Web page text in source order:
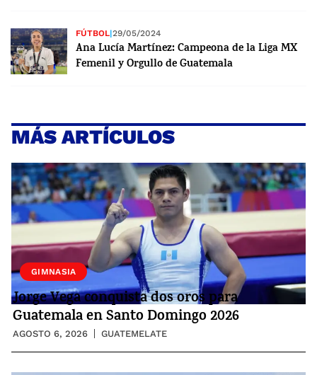
FÚTBOL|29/05/2024
Ana Lucía Martínez: Campeona de la Liga MX
Femenil y Orgullo de Guatemala
MÁS ARTÍCULOS
GIMNASIA
Jorge Vega conquista dos oros para
Guatemala en Santo Domingo 2026
AGOSTO 6, 2026 GUATEMELATE